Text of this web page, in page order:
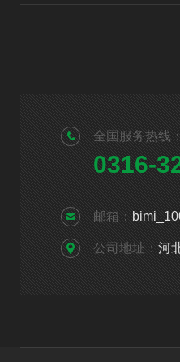
全国服务热线：
0316-
邮箱：
公司地址： 河